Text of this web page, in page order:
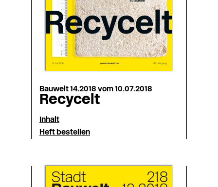
Bauwelt 14.2018 vom 10.07.2018
Recycelt
Inhalt
Heft bestellen